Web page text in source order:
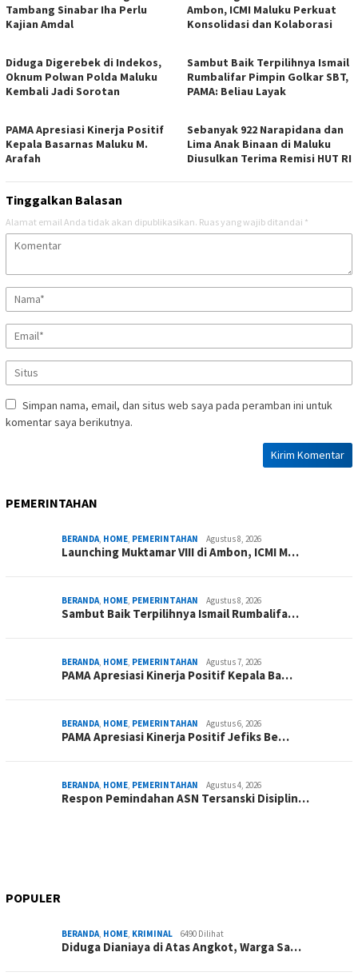
Tambang Sinabar Iha Perlu
Kajian Amdal
Ambon, ICMI Maluku Perkuat
Konsolidasi dan Kolaborasi
Diduga Digerebek di Indekos,
Oknum Polwan Polda Maluku
Kembali Jadi Sorotan
Sambut Baik Terpilihnya Ismail
Rumbalifar Pimpin Golkar SBT,
PAMA: Beliau Layak
PAMA Apresiasi Kinerja Positif
Kepala Basarnas Maluku M.
Arafah
Sebanyak 922 Narapidana dan
Lima Anak Binaan di Maluku
Diusulkan Terima Remisi HUT RI
Tinggalkan Balasan
Alamat email Anda tidak akan dipublikasikan. Ruas yang wajib ditandai *
Simpan nama, email, dan situs web saya pada peramban ini untuk
komentar saya berikutnya.
PEMERINTAHAN
BERANDA, HOME, PEMERINTAHAN Agustus 8, 2026
Launching Muktamar VIII di Ambon, ICMI M…
BERANDA, HOME, PEMERINTAHAN Agustus 8, 2026
Sambut Baik Terpilihnya Ismail Rumbalifa…
BERANDA, HOME, PEMERINTAHAN Agustus 7, 2026
PAMA Apresiasi Kinerja Positif Kepala Ba…
BERANDA, HOME, PEMERINTAHAN Agustus 6, 2026
PAMA Apresiasi Kinerja Positif Jefiks Be…
BERANDA, HOME, PEMERINTAHAN Agustus 4, 2026
Respon Pemindahan ASN Tersanski Disiplin…
POPULER
BERANDA, HOME, KRIMINAL 6490 Dilihat
Diduga Dianiaya di Atas Angkot, Warga Sa…